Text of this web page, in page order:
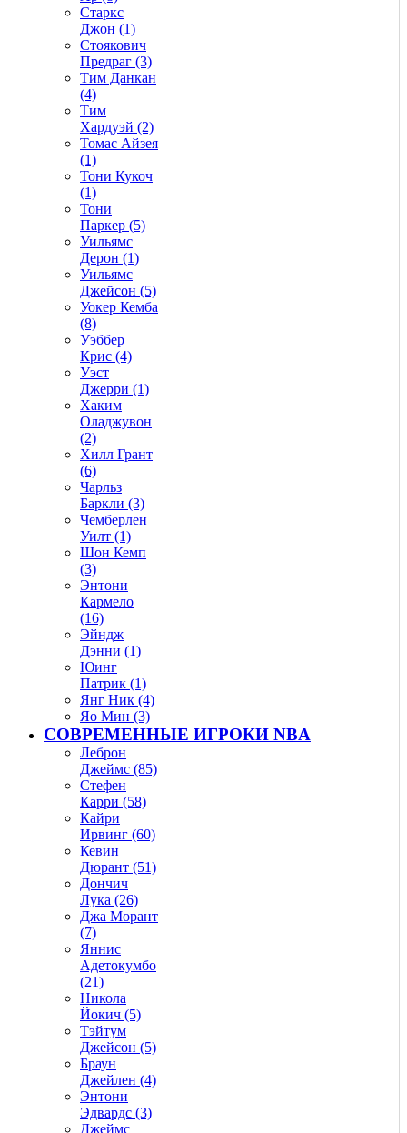
Старкс
Джон (1)
Стоякович
Предраг (3)
Тим Данкан
(4)
Тим
Хардуэй (2)
Томас Айзея
(1)
Тони Кукоч
(1)
Тони
Паркер (5)
Уильямс
Дерон (1)
Уильямс
Джейсон (5)
Уокер Кемба
(8)
Уэббер
Крис (4)
Уэст
Джерри (1)
Хаким
Оладжувон
(2)
Хилл Грант
(6)
Чарльз
Баркли (3)
Чемберлен
Уилт (1)
Шон Кемп
(3)
Энтони
Кармело
(16)
Эйндж
Дэнни (1)
Юинг
Патрик (1)
Янг Ник (4)
Яо Мин (3)
СОВРЕМЕННЫЕ ИГРОКИ NBA
Леброн
Джеймс (85)
Стефен
Карри (58)
Кайри
Ирвинг (60)
Кевин
Дюрант (51)
Дончич
Лука (26)
Джа Морант
(7)
Яннис
Адетокумбо
(21)
Никола
Йокич (5)
Тэйтум
Джейсон (5)
Браун
Джейлен (4)
Энтони
Эдвардс (3)
Джеймс